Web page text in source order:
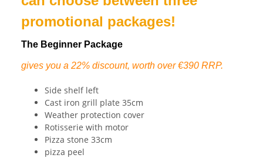
promotional packages!
The Beginner Package
gives you a 22% discount, worth over €390 RRP.
Side shelf left
Cast iron grill plate 35cm
Weather protection cover
Rotisserie with motor
Pizza stone 33cm
pizza peel